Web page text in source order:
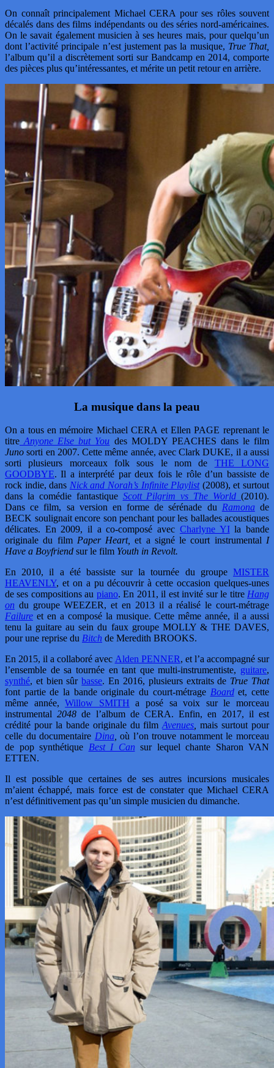
On connaît principalement Michael CERA pour ses rôles souvent
décalés dans des films indépendants ou des séries nord-américaines.
On le savait également musicien à ses heures mais, pour quelqu’un
dont l’activité principale n’est justement pas la musique, True That,
l’album qu’il a discrètement sorti sur Bandcamp en 2014, comporte
des pièces plus qu’intéressantes, et mérite un petit retour en arrière.
La musique dans la peau
On a tous en mémoire Michael CERA et Ellen PAGE reprenant le
titre Anyone Else but You des MOLDY PEACHES dans le film
Juno sorti en 2007. Cette même année, avec Clark DUKE, il a aussi
sorti plusieurs morceaux folk sous le nom de THE LONG
GOODBYE. Il a interprété par deux fois le rôle d’un bassiste de
rock indie, dans Nick and Norah’s Infinite Playlist(2008), et surtout
dans la comédie fantastique Scott Pilgrim vs The World (2010).
Dans ce film, sa version en forme de sérénade du Ramonade
BECK soulignait encore son penchant pour les ballades acoustiques
délicates. En 2009, il a co-composé avec Charlyne YIla bande
originale du film Paper Heart, et a signé le court instrumentalI
Have a Boyfriend sur le film Youth in Revolt.
En 2010, il a été bassiste sur la tournée du groupe MISTER
HEAVENLY, et on a pu découvrir à cette occasion quelques-unes
de ses compositions au piano. En 2011, il est invité sur le titreHang
on du groupe WEEZER, et en 2013 il a réalisé le court-métrage
Failure et en a composé la musique. Cette même année, il a aussi
tenu la guitare au sein du faux groupe MOLLY & THE DAVES,
pour une reprise du Bitch de Meredith BROOKS.
En 2015, il a collaboré avec Alden PENNER, et l’a accompagné sur
l’ensemble de sa tournée en tant que multi-instrumentiste, guitare,
synthé, et bien sûrbasse. En 2016, plusieurs extraits de True That
font partie de la bande originale du court-métrage Boardet, cette
même année,Willow SMITH a posé sa voix sur le morceau
instrumental2048 de l’album de CERA. Enfin, en 2017, il est
crédité pour la bande originale du filmAvenues, mais surtout pour
celle du documentaire Dina, où l’on trouve notamment le morceau
de pop synthétique Best I Can sur lequel chante Sharon VAN
ETTEN.
Il est possible que certaines de ses autres incursions musicales
m’aient échappé, mais force est de constater que Michael CERA
n’est définitivement pas qu’un simple musicien du dimanche.